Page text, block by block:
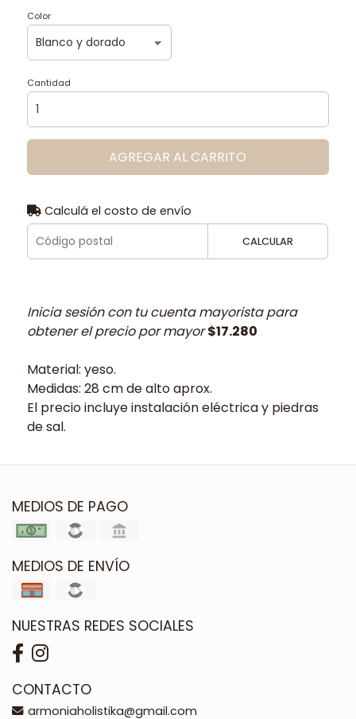
Color
Cantidad
AGREGAR AL CARRITO
Calculá el costo de envío
CALCULAR
Inicia sesión con tu cuenta mayorista para
obtener el precio por mayor$17.280
Material: yeso.
Medidas: 28 cm de alto aprox.
El precio incluye instalación eléctrica y piedras
de sal.
MEDIOS DE PAGO
MEDIOS DE ENVÍO
NUESTRAS REDES SOCIALES
CONTACTO
armoniaholistika@gmail.com